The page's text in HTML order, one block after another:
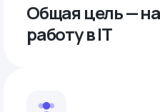
Общая цель —
работу в IТ